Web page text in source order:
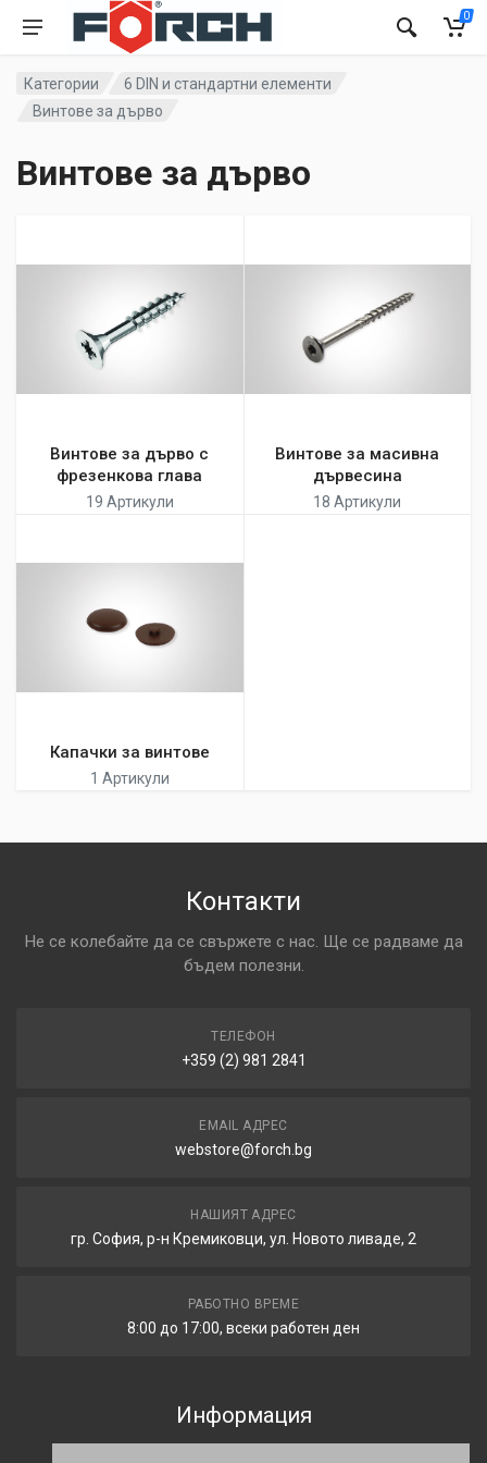
0
Категории
6 DIN и стандартни елементи
Винтове за дърво
Винтове за дърво
Винтове за дърво с
фрезенкова глава
19 Артикули
Винтове за масивна
дървесина
18 Артикули
Капачки за винтове
1 Артикули
Контакти
Не се колебайте да се свържете с нас. Ще се радваме да
бъдем полезни.
ТЕЛЕФОН
+359 (2) 981 2841
EMAIL АДРЕС
webstore@forch.bg
НАШИЯТ АДРЕС
гр. София, р-н Кремиковци, ул. Новото ливаде, 2
РАБОТНО ВРЕМЕ
8:00 до 17:00, всеки работен ден
Информация